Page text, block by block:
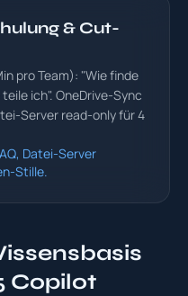
& Cut-
pro Team): "Wie finde
ich". OneDrive-Sync
Server read-only für 4
Datei-Server
Stille.
Copilot